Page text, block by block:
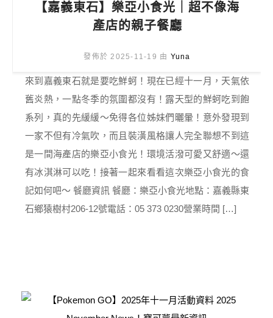
【嘉義東石】樂亞小食光｜超不像海
產店的親子餐廳
發佈於 2025-11-19 由 Yuna
來到嘉義東石就是要吃鮮蚵！現在已經十一月，天氣依
舊炎熱，一點冬季的氛圍都沒有！露天型的鮮蚵吃到飽
系列，真的先緩緩～免得各位姊妹們曬暈！意外發現到
一家不但有冷氣吹，而且裝潢風格讓人完全聯想不到這
是一間海產店的樂亞小食光！環境活潑可愛又舒適～還
有冰淇淋可以吃！接著一起來看看這次樂亞小食光的食
記如何吧～ 餐廳資訊 餐廳：樂亞小食光地點：嘉義縣東
石鄉猿樹村206-12號電話：05 373 0230營業時間 […]